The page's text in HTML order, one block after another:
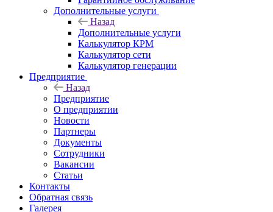
Дополнительные услуги
Назад
Дополнительные услуги
Калькулятор КРМ
Калькулятор сети
Калькулятор генерации
Предприятие
Назад
Предприятие
О предприятии
Новости
Партнеры
Документы
Сотрудники
Вакансии
Статьи
Контакты
Обратная связь
Галерея